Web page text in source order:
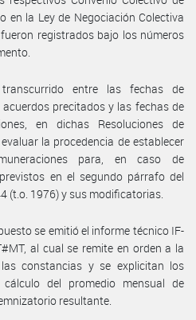
en la Ley de Negociación Colectiva
registrados bajo los números
entre las fechas de
precitados y las fechas de
en dichas Resoluciones de
la procedencia de establecer
para, en caso de
en el segundo párrafo del
(t.o. 1976) y sus modificatorias.
se emitió el informe técnico IF-
al cual se remite en orden a la
constancias y se explicitan los
del promedio mensual de
resultante.